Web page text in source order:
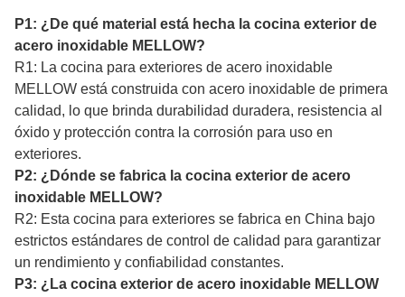
P1: ¿De qué material está hecha la cocina exterior de
acero inoxidable MELLOW?
R1: La cocina para exteriores de acero inoxidable
MELLOW está construida con acero inoxidable de primera
calidad, lo que brinda durabilidad duradera, resistencia al
óxido y protección contra la corrosión para uso en
exteriores.
P2: ¿Dónde se fabrica la cocina exterior de acero
inoxidable MELLOW?
R2: Esta cocina para exteriores se fabrica en China bajo
estrictos estándares de control de calidad para garantizar
un rendimiento y confiabilidad constantes.
P3: ¿La cocina exterior de acero inoxidable MELLOW